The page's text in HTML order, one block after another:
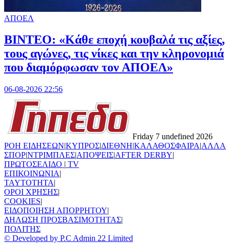
ΑΠΟΕΛ
ΒΙΝΤΕΟ: «Κάθε εποχή κουβαλά τις αξίες,
τους αγώνες, τις νίκες και την κληρονομιά
που διαμόρφωσαν τον ΑΠΟΕΛ»
06-08-2026 22:56
Friday 7 undefined 2026
ΡΟΗ ΕΙΔΗΣΕΩΝ|ΚΥΠΡΟΣ|ΔΙΕΘΝΗ|ΚΑΛΑΘΟΣΦΑΙΡΑ|ΑΛΛΑ
ΣΠΟΡ|ΝΤΡΙΜΠΛΕΣ|ΑΠΟΨΕΙΣ|AFTER DERBY|
ΠΡΩΤΟΣΕΛΙΔΟ | TV
ΕΠΙΚΟΙΝΩΝΙΑ|
TAYTOTHTA|
ΟΡΟΙ ΧΡΗΣΗΣ|
COOKIES|
ΕΙΔΟΠΟΙΗΣΗ ΑΠΟΡΡΗΤΟΥ|
ΔΗΛΩΣΗ ΠΡΟΣΒΑΣΙΜΟΤΗΤΑΣ|
ΠΟΛΙΤΗΣ
© Developed by P.C Admin 22 Limited